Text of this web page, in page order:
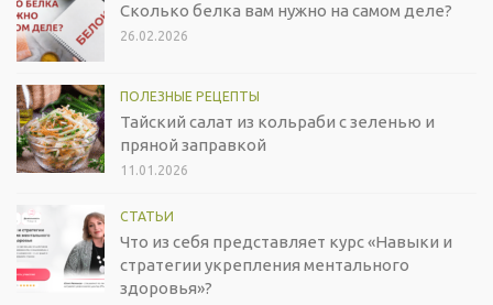
Сколько белка вам нужно на самом деле?
26.02.2026
ПОЛЕЗНЫЕ РЕЦЕПТЫ
Тайский салат из кольраби с зеленью и
пряной заправкой
11.01.2026
СТАТЬИ
Что из себя представляет курс «Навыки и
стратегии укрепления ментального
здоровья»?